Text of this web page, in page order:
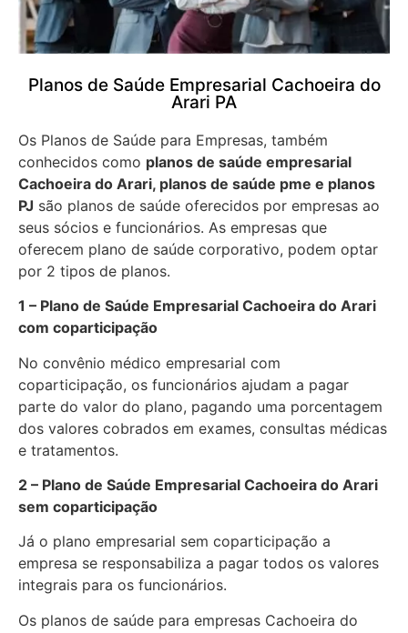
Planos de Saúde Empresarial Cachoeira do
Arari PA
Os Planos de Saúde para Empresas, também
conhecidos como planos de saúde empresarial
Cachoeira do Arari, planos de saúde pme e planos
PJ são planos de saúde oferecidos por empresas ao
seus sócios e funcionários. As empresas que
oferecem plano de saúde corporativo, podem optar
por 2 tipos de planos.
1 – Plano de Saúde Empresarial Cachoeira do Arari
com coparticipação
No convênio médico empresarial com
coparticipação, os funcionários ajudam a pagar
parte do valor do plano, pagando uma porcentagem
dos valores cobrados em exames, consultas médicas
e tratamentos.
2 – Plano de Saúde Empresarial Cachoeira do Arari
sem coparticipação
Já o plano empresarial sem coparticipação a
empresa se responsabiliza a pagar todos os valores
integrais para os funcionários.
Os planos de saúde para empresas Cachoeira do